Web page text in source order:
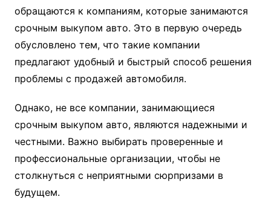
обращаются к компаниям, которые занимаются
срочным выкупом авто. Это в первую очередь
обусловлено тем, что такие компании
предлагают удобный и быстрый способ решения
проблемы с продажей автомобиля.
Однако, не все компании, занимающиеся
срочным выкупом авто, являются надежными и
честными. Важно выбирать проверенные и
профессиональные организации, чтобы не
столкнуться с неприятными сюрпризами в
будущем.